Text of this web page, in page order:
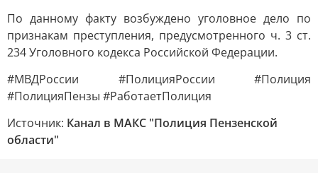
По данному факту возбуждено уголовное дело по
признакам преступления, предусмотренного ч. 3 ст.
234 Уголовного кодекса Российской Федерации.
#МВДРоссии #ПолицияРоссии #Полиция
#ПолицияПензы #РаботаетПолиция
Источник: Канал в МАКС "Полиция Пензенской
области"